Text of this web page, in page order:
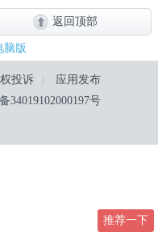
推荐一下
返回顶部
脑版
投诉
应用发布
34019102000197号